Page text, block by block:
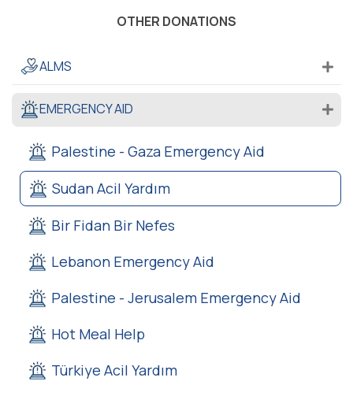
OTHER DONATIONS
ALMS
EMERGENCY AID
Palestine - Gaza Emergency Aid
Sudan Acil Yardım
Bir Fidan Bir Nefes
Lebanon Emergency Aid
Palestine - Jerusalem Emergency Aid
Hot Meal Help
Türkiye Acil Yardım